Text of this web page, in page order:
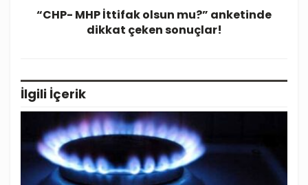
“CHP- MHP İttifak olsun mu?” anketinde
dikkat çeken sonuçlar!
İlgili İçerik